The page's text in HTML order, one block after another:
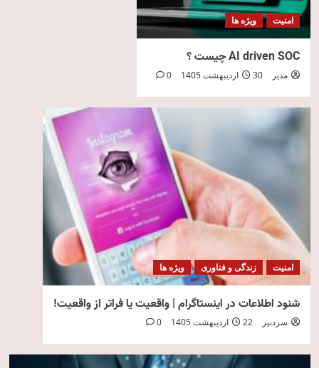
امنیت ویژه ها
AI driven SOC چیست ؟
مدیر 30 اردیبهشت 1405 0
امنیت زندگی و فناوری ویژه ها
شنود اطلاعات در اینستاگرام | واقعیت یا فراتر از واقعیت!
سردبیر 22 اردیبهشت 1405 0